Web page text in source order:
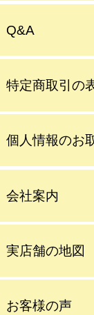
Q&A
特定商取引の
個人情報のお
会社案内
実店舗の地図
お客様の声